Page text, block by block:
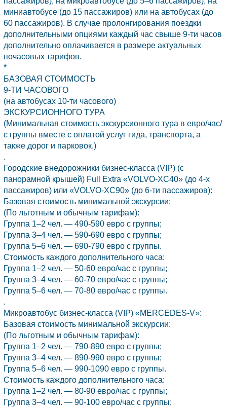
миниавтобусе (до 15 пассажиров) или на автобусах (до
60 пассажиров). В случае пролонгирования поездки
дополнительными опциями каждый час свыше 9-ти часов
дополнительно оплачивается в размере актуальных
почасовых тарифов.
*
БАЗОВАЯ СТОИМОСТЬ
9-ТИ ЧАСОВОГО
(на автобусах 10-ти часового)
ЭКСКУРСИОННОГО ТУРА
(Минимальная стоимость экскурсионного тура в евро/час/
с группы вместе с оплатой услуг гида, транспорта, а
также дорог и парковок.)
.
Городские внедорожники бизнес-класса (VIP) (с
панорамной крышей) Full Extra «VOLVO-XC40» (до 4-х
пассажиров) или «VOLVO-XC90» (до 6-ти пассажиров):
Базовая стоимость минимальной экскурсии:
(По льготным и обычным тарифам):
Группа 1–2 чел. — 490-590 евро с группы;
Группа 3–4 чел. — 590-690 евро с группы;
Группа 5–6 чел. — 690-790 евро с группы.
Стоимость каждого дополнительного часа:
Группа 1–2 чел. — 50-60 евро/час с группы;
Группа 3–4 чел. — 60-70 евро/час с группы;
Группа 5–6 чел. — 70-80 евро/час с группы.
.
Микроавтобус бизнес-класса (VIP) «MERCEDES-V»:
Базовая стоимость минимальной экскурсии:
(По льготным и обычным тарифам):
Группа 1–2 чел. — 790-890 евро с группы;
Группа 3–4 чел. — 890-990 евро с группы;
Группа 5–6 чел. — 990-1090 евро с группы.
Стоимость каждого дополнительного часа:
Группа 1–2 чел. — 80-90 евро/час с группы;
Группа 3–4 чел. — 90-100 евро/час с группы;